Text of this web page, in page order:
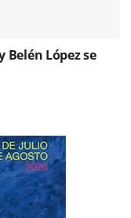
Belén López se